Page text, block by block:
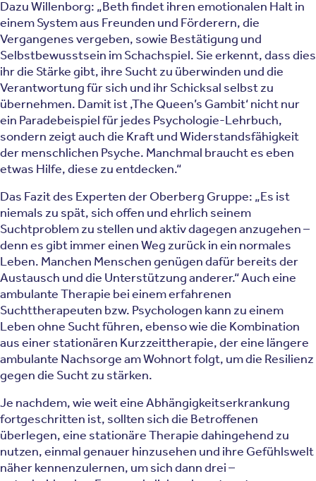
Dazu Willenborg: „Beth findet ihren emotionalen Halt in
einem System aus Freunden und Förderern, die
Vergangenes vergeben, sowie Bestätigung und
Selbstbewusstsein im Schachspiel. Sie erkennt, dass dies
ihr die Stärke gibt, ihre Sucht zu überwinden und die
Verantwortung für sich und ihr Schicksal selbst zu
übernehmen. Damit ist ,The Queen’s Gambit‘ nicht nur
ein Paradebeispiel für jedes Psychologie-Lehrbuch,
sondern zeigt auch die Kraft und Widerstandsfähigkeit
der menschlichen Psyche. Manchmal braucht es eben
etwas Hilfe, diese zu entdecken.“
Das Fazit des Experten der Oberberg Gruppe: „Es ist
niemals zu spät, sich offen und ehrlich seinem
Suchtproblem zu stellen und aktiv dagegen anzugehen –
denn es gibt immer einen Weg zurück in ein normales
Leben. Manchen Menschen genügen dafür bereits der
Austausch und die Unterstützung anderer.“ Auch eine
ambulante Therapie bei einem erfahrenen
Suchttherapeuten bzw. Psychologen kann zu einem
Leben ohne Sucht führen, ebenso wie die Kombination
aus einer stationären Kurzzeittherapie, der eine längere
ambulante Nachsorge am Wohnort folgt, um die Resilienz
gegen die Sucht zu stärken.
Je nachdem, wie weit eine Abhängigkeitserkrankung
fortgeschritten ist, sollten sich die Betroffenen
überlegen, eine stationäre Therapie dahingehend zu
nutzen, einmal genauer hinzusehen und ihre Gefühlswelt
näher kennenzulernen, um sich dann drei –